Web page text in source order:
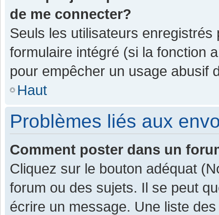
de me connecter?
Seuls les utilisateurs enregistrés
formulaire intégré (si la fonction
pour empêcher un usage abusif
Haut
Problèmes liés aux
Comment poster dans un
Cliquez sur le bouton adéquat
forum ou des sujets. Il se peut
écrire un message. Une liste